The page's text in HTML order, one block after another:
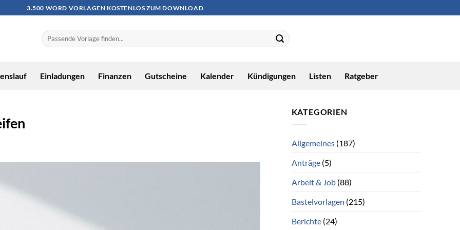
3.500 WORD VORLAGEN KOSTENLOS ZUM DOWNLOAD
Einladungen Finanzen Gutscheine Kalender Kündigungen Listen Ratgeber
KATEGORIEN
Allgemeines(187)
Anträge(5)
Arbeit & Job(88)
Bastelvorlagen (215)
Berichte(24)